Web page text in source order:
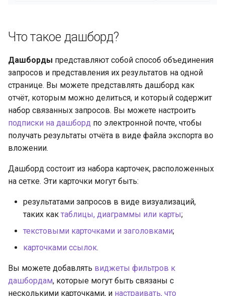
о
с
к
а
Что такое дашборд?
Дашборды представляют собой способ объединения
запросов и представления их результатов на одной
странице. Вы можете представлять дашборд как
отчёт, которым можно делиться, и который содержит
набор связанных запросов. Вы можете настроить
подписки на дашборд по электронной почте, чтобы
получать результаты отчёта в виде файла экспорта во
вложении.
Дашборд состоит из набора карточек, расположенных
на сетке. Эти карточки могут быть:
результатами запросов в виде визуализаций,
таких как таблицы, диаграммы или карты;
текстовыми карточками и заголовками;
карточками ссылок.
Вы можете добавлять виджеты фильтров к
дашбордам, которые могут быть связаны с
несколькими карточками, и настраивать, что